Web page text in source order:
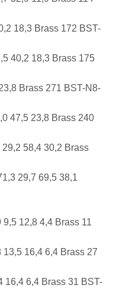
18,3 Brass 172 BST-
40,2 18,3 Brass 175
Brass 271 BST-N8-
47,5 23,8 Brass 240
58,4 30,2 Brass
29,7 69,5 38,1
12,8 4,4 Brass 11
16,4 6,4 Brass 27
16,4 6,4 Brass 31 BST-